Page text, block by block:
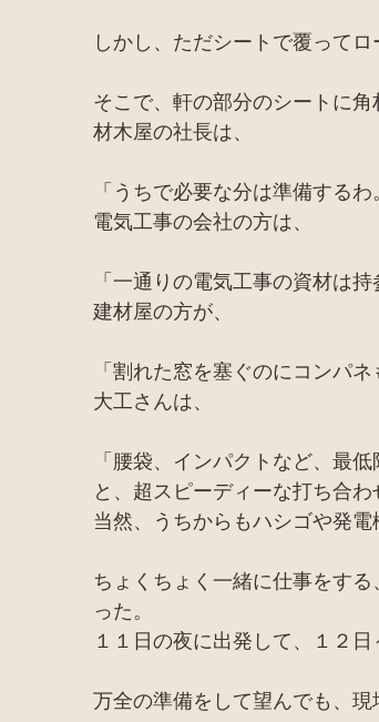
しかし、ただシートで覆って
そこで、軒の部分のシートに角
材木屋の社長は、
「うちで必要な分は準備するわ
電気工事の会社の方は、
「一通りの電気工事の資材は持
建材屋の方が、
「割れた窓を塞ぐのにコンパネ
大工さんは、
「腰袋、インパクトなど、最
と、超スピーディーな打ち合わ
当然、うちからもハシゴや発電
ちょくちょく一緒に仕事をす
った。
１１日の夜に出発して、１２日
万全の準備をして望んでも、現